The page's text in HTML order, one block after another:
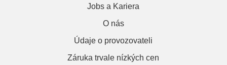
Jobs a Kariera
O nás
Údaje o provozovateli
Záruka trvale nízkých cen